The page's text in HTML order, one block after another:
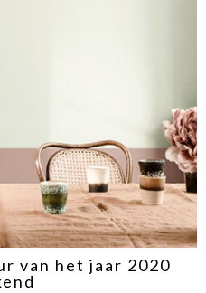
van het jaar 2020